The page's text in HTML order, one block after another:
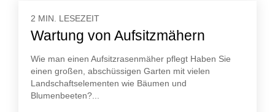
2 MIN. LESEZEIT
Wartung von Aufsitzmähern
Wie man einen Aufsitzrasenmäher pflegt Haben Sie
einen großen, abschüssigen Garten mit vielen
Landschaftselementen wie Bäumen und
Blumenbeeten?...